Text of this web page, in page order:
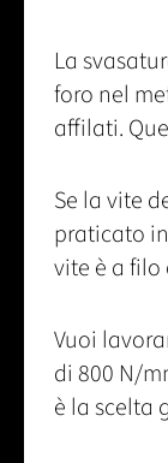
La
foro nel
affilati.
Se la vite
praticato
vite è a filo
Vuoi
di 800 N/
è la scelta